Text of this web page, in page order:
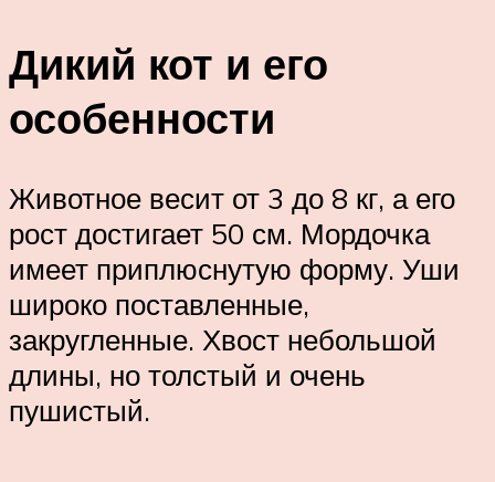
Дикий кот и его
особенности
Животное весит от 3 до 8 кг, а его
рост достигает 50 см. Мордочка
имеет приплюснутую форму. Уши
широко поставленные,
закругленные. Хвост небольшой
длины, но толстый и очень
пушистый.